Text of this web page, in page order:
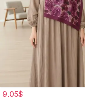
9,05$